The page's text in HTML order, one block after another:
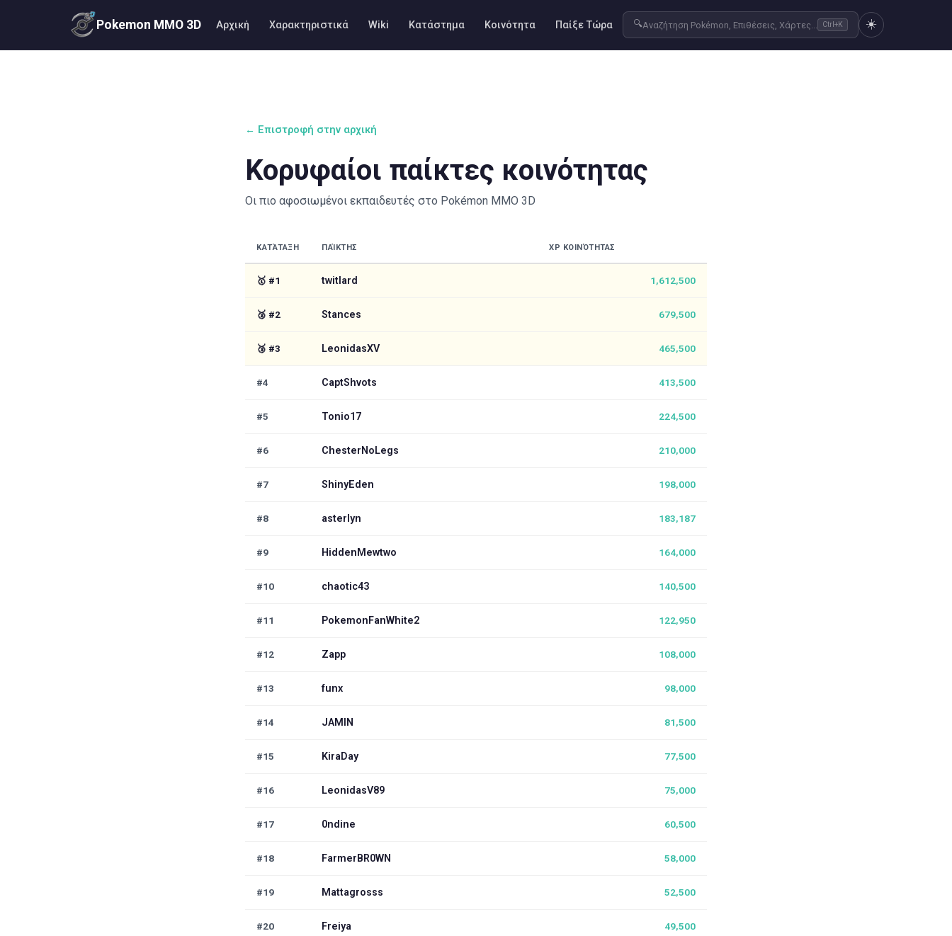
Pokemon MMO 3D Αρχική Χαρακτηριστικά Wiki Κατάστημα Κοινότητα Παίξε Τώρα 🔍Αναζήτηση Pokémon, Επιθέσεις, Χάρτες... Ctrl+K ☀️
← Επιστροφή στην αρχική
Κορυφαίοι παίκτες κοινότητας
Οι πιο αφοσιωμένοι εκπαιδευτές στο Pokémon MMO 3D
ΚΑΤΆΤΑΞΗ ΠΑΊΚΤΗΣ XP ΚΟΙΝΌΤΗΤΑΣ
🥇 #1 twitlard 1,612,500
🥈 #2 Stances 679,500
🥉 #3 LeonidasXV 465,500
#4 CaptShvots 413,500
#5 Tonio17 224,500
#6 ChesterNoLegs 210,000
#7 ShinyEden 198,000
#8 asterlyn 183,187
#9 HiddenMewtwo 164,000
#10 chaotic43 140,500
#11 PokemonFanWhite2 122,950
#12 Zapp 108,000
#13 funx 98,000
#14 JAMIN 81,500
#15 KiraDay 77,500
#16 LeonidasV89 75,000
#17 0ndine 60,500
#18 FarmerBR0WN 58,000
#19 Mattagrosss 52,500
#20 Freiya 49,500